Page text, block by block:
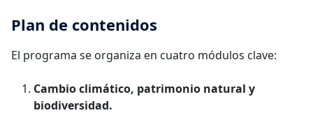
Plan de contenidos
El programa se organiza en cuatro módulos clave:
Cambio climático, patrimonio natural y
biodiversidad.